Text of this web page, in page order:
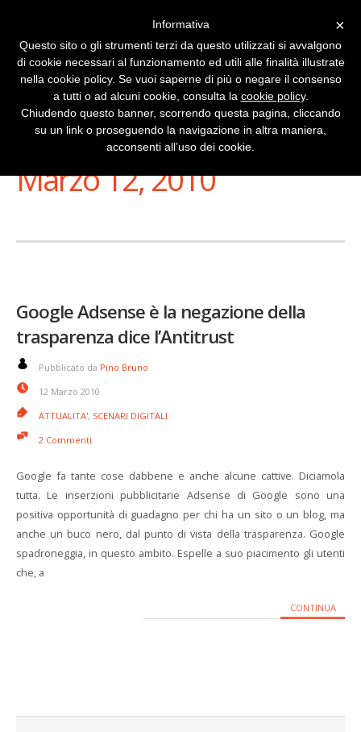
Stai Visualizzando
Marzo 12, 2010
Google Adsense è la negazione della
trasparenza dice l’Antitrust
Pubblicato da Pino Bruno
12 Marzo 2010
ATTUALITA', SCENARI DIGITALI
2 Commenti
Google fa tante cose dabbene e anche alcune cattive. Diciamola
tutta. Le inserzioni pubblicitarie Adsense di Google sono una
positiva opportunità di guadagno per chi ha un sito o un blog, ma
anche un buco nero, dal punto di vista della trasparenza. Google
spadroneggia, in questo ambito. Espelle a suo piacimento gli utenti
che, a
CONTINUA
×
Informativa
Questo sito o gli strumenti terzi da questo utilizzati si avvalgono
di cookie necessari al funzionamento ed utili alle finalità illustrate
nella cookie policy. Se vuoi saperne di più o negare il consenso
a tutti o ad alcuni cookie, consulta la cookie policy.
Chiudendo questo banner, scorrendo questa pagina, cliccando
su un link o proseguendo la navigazione in altra maniera,
acconsenti all’uso dei cookie.